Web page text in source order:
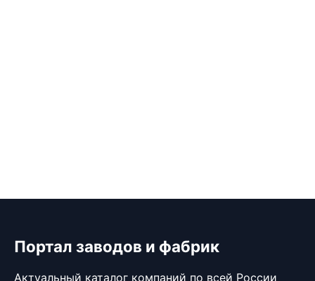
Портал заводов и фабрик
Актуальный каталог компаний по всей России